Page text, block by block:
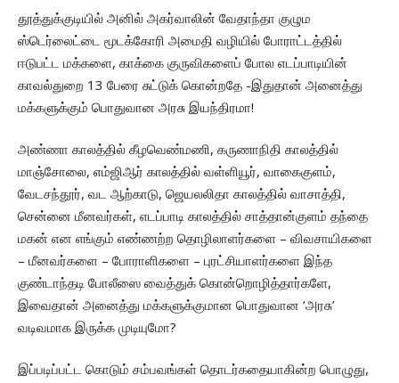
தூத்துக்குடியில் அனில் அகர்வாலின் வேதாந்தா குழும
ஸ்டெர்லைட்டை மூடக்கோரி அமைதி வழியில் போராட்டத்தில்
ஈடுபட்ட மக்களை, காக்கை குருவிகளைப் போல எடப்பாடியின்
காவல்துறை 13 பேரை சுட்டுக் கொன்றதே -இதுதான் அனைத்து
மக்களுக்கும் பொதுவான அரசு இயந்திரமா!
அண்ணா காலத்தில் கீழவெண்மணி, கருணாநிதி காலத்தில்
மாஞ்சோலை, எம்ஜிஆர் காலத்தில் வள்ளியூர், வாகைகுளம்,
வேடசந்தூர், வட ஆற்காடு, ஜெயலலிதா காலத்தில் வாசாத்தி,
சென்னை மீனவர்கள், எடப்பாடி காலத்தில் சாத்தான்குளம் தந்தை
மகன் என எங்கும் எண்ணற்ற தொழிலாளர்களை – விவசாயிகளை
– மீனவர்களை – போராளிகளை – புரட்சியாளர்களை இந்த
குண்டாந்தடி போலீஸை வைத்துக் கொன்றொழித்தார்களே,
இவைதான் அனைத்து மக்களுக்குமான பொதுவான ‘அரசு’
வடிவமாக இருக்க முடியுமோ?
இப்படிப்பட்ட கொடும் சம்பவங்கள் தொடர்கதையாகின்ற பொழுது,